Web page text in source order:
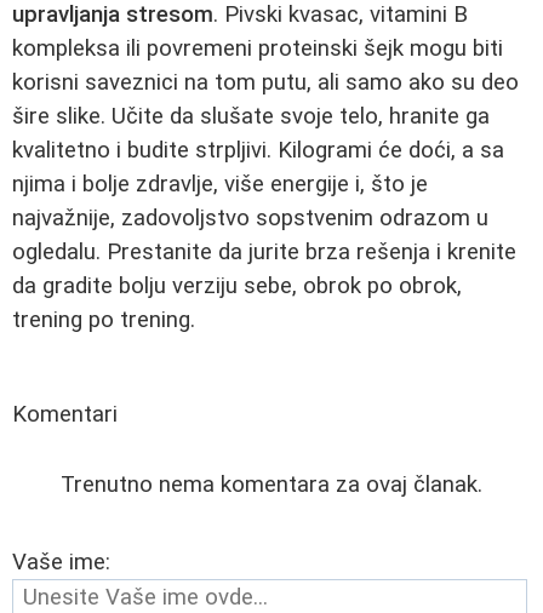
upravljanja stresom. Pivski kvasac, vitamini B
kompleksa ili povremeni proteinski šejk mogu biti
korisni saveznici na tom putu, ali samo ako su deo
šire slike. Učite da slušate svoje telo, hranite ga
kvalitetno i budite strpljivi. Kilogrami će doći, a sa
njima i bolje zdravlje, više energije i, što je
najvažnije, zadovoljstvo sopstvenim odrazom u
ogledalu. Prestanite da jurite brza rešenja i krenite
da gradite bolju verziju sebe, obrok po obrok,
trening po trening.
Komentari
Trenutno nema komentara za ovaj članak.
Vaše ime: